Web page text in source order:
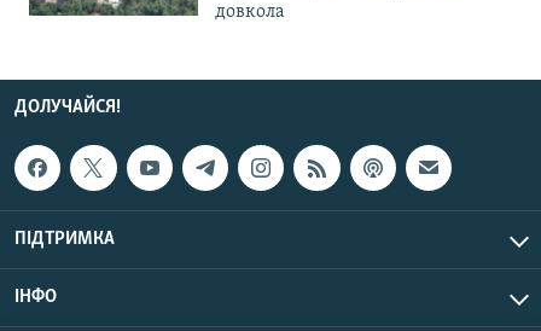
довкола
ДОЛУЧАЙСЯ!
ПІДТРИМКА
ІНФО